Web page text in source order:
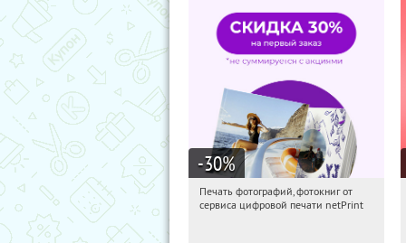
-30%
03:56:03 Получили:
Печать фотографий, фотокниг от
сервиса цифровой печати netPrint